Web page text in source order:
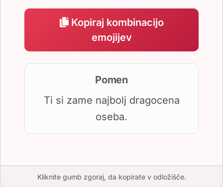
Kopiraj kombinacijo
emojijev
Pomen
Ti si zame najbolj dragocena
oseba.
Kliknite gumb zgoraj, da kopirate v odložišče.